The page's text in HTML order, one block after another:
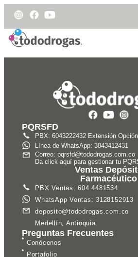
PQRSFD
PBX: 6043222432 Extensión
Línea de WhatsApp: 3043412431
Correo: pqrsfd@tododrogas.com.co
Da click aquí para gestionar tu
Ventas
Farmacéutico
PBX Ventas: 604 4481534
WhatsApp Ventas: 3128152913
deposito@tododrogas.com.co
Medellín, Antioquia.
Preguntas Frecuentes
Conócenos
Portafolio